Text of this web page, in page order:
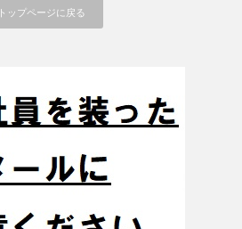
トップページに戻る